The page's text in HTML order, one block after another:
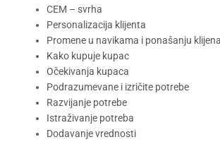
CEM – svrha
Personalizacija klijenta
Promene u navikama i ponašanju
Kako kupuje kupac
Očekivanja kupaca
Podrazumevane i izričite potrebe
Razvijanje potrebe
Istraživanje potreba
Dodavanje vrednosti